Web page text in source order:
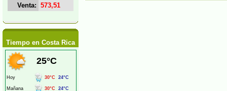
Venta: 573,51
Tiempo en Costa Rica